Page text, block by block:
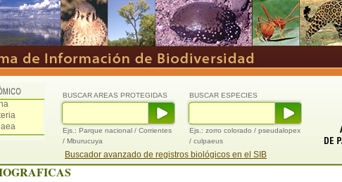
BUSCAR ESPECIES
Ejs.: zorro colorado / pseudalopex
/ culpaeus
BUSCAR AREAS PROTEGIDAS
Ejs.: Parque nacional / Corrientes
/ Mburucuya
Buscador avanzado de registros biológicos en el SIB